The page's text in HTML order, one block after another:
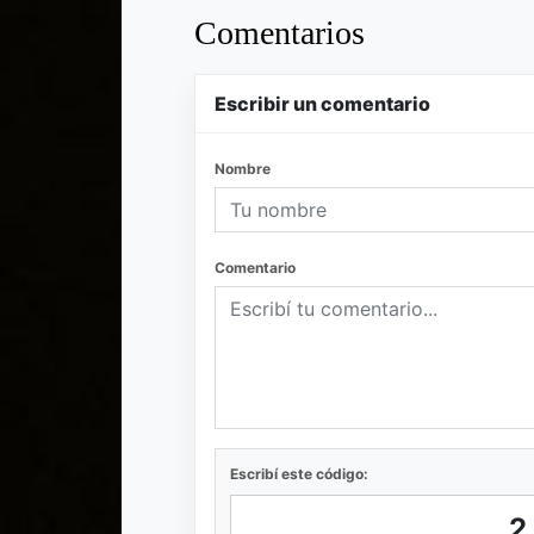
Comentarios
Escribir un comentario
Nombre
Comentario
Escribí este código: